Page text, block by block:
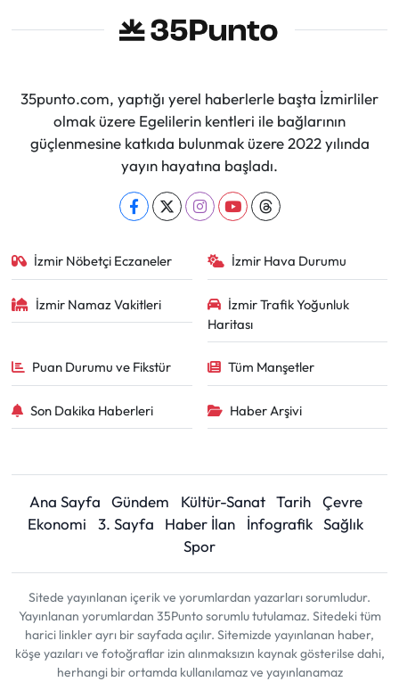
35punto.com, yaptığı yerel haberlerle başta İzmirliler
olmak üzere Egelilerin kentleri ile bağlarının
güçlenmesine katkıda bulunmak üzere 2022 yılında
yayın hayatına başladı.
İzmir Nöbetçi Eczaneler İzmir Hava Durumu
İzmir Namaz Vakitleri
İzmir Trafik Yoğunluk
Haritası
Puan Durumu ve Fikstür Tüm Manşetler
Son Dakika Haberleri Haber Arşivi
Ana Sayfa Gündem Kültür-Sanat Tarih
Çevre
Ekonomi
3. Sayfa Haber İlan İnfografik Sağlık
Spor
Sitede yayınlanan içerik ve yorumlardan yazarları sorumludur.
Yayınlanan yorumlardan 35Punto sorumlu tutulamaz. Sitedeki tüm
harici linkler ayrı bir sayfada açılır. Sitemizde yayınlanan haber,
köşe yazıları ve fotoğraflar izin alınmaksızın kaynak gösterilse dahi,
herhangi bir ortamda kullanılamaz ve yayınlanamaz